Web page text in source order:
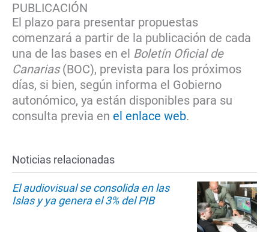
PUBLICACIÓN
El plazo para presentar propuestas
comenzará a partir de la publicación de cada
una de las bases en el Boletín Oficial de
Canarias(BOC), prevista para los próximos
días, si bien, según informa el Gobierno
autonómico, ya están disponibles para su
consulta previa en el enlace web.
Noticias relacionadas
El audiovisual se consolida en las
Islas y ya genera el 3% del PIB